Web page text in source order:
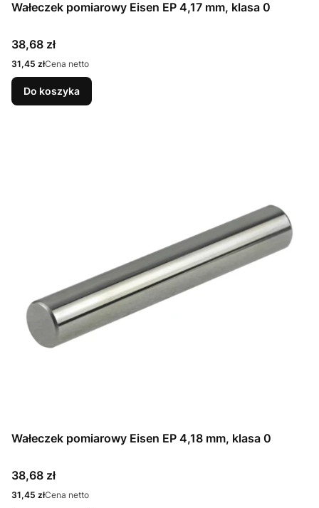
Wałeczek pomiarowy Eisen EP 4,17 mm, klasa 0
Cena
38,68 zł
Cena
31,45 złCena netto
Do koszyka
Wałeczek pomiarowy Eisen EP 4,18 mm, klasa 0
Cena
38,68 zł
Cena
31,45 złCena netto